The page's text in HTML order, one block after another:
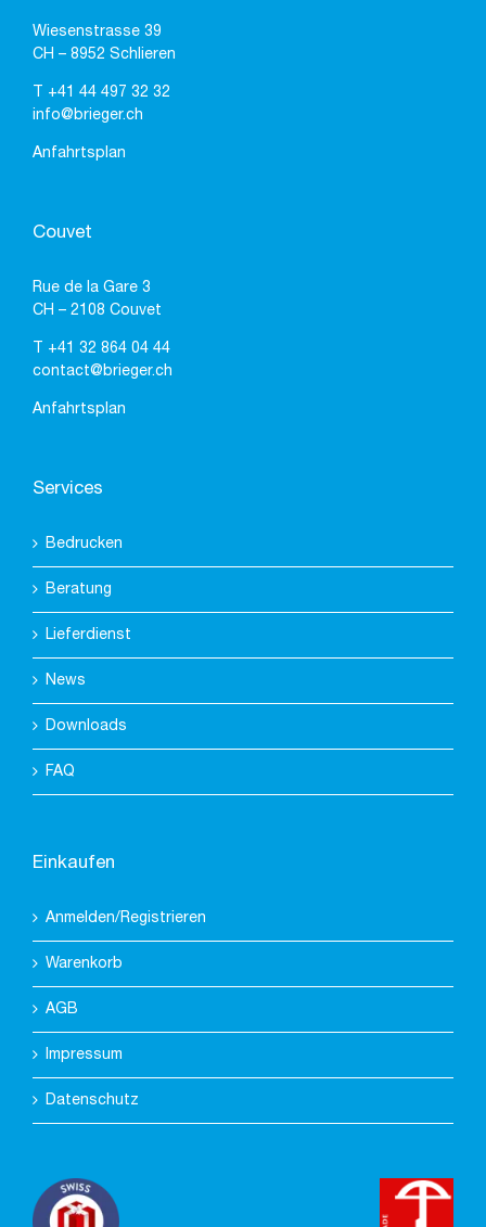
Wiesenstrasse 39
CH – 8952 Schlieren
+41 44 497 32 32
info@brieger.ch
Anfahrtsplan
Couvet
Rue de la Gare 3
CH – 2108 Couvet
+41 32 864 04 44
contact@brieger.ch
Anfahrtsplan
Services
Bedrucken
Beratung
Lieferdienst
News
Downloads
FAQ
Einkaufen
Anmelden/Registrieren
Warenkorb
AGB
Impressum
Datenschutz